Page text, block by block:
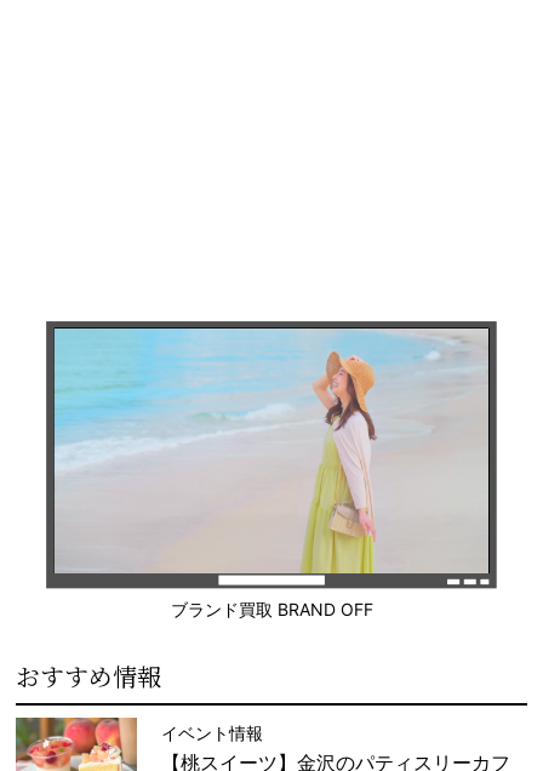
ブランド買取 BRAND OFF
おすすめ情報
イベント情報
【桃スイーツ】金沢のパティスリーカフ